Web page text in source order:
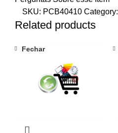
SKU: PCB40410 Category:
Related products
Fechar